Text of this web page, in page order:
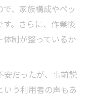
、家族構成やペッ
。さらに、作業後
体制が整っているか
安だったが、事前説
う利用者の声もあ